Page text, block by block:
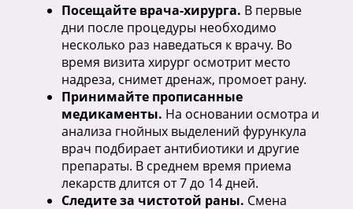
Посещайте врача-хирурга. В первые
дни после процедуры необходимо
несколько раз наведаться к врачу. Во
время визита хирург осмотрит место
надреза, снимет дренаж, промоет рану.
Принимайте прописанные
медикаменты. На основании осмотра и
анализа гнойных выделений фурункула
врач подбирает антибиотики и другие
препараты. В среднем время приема
лекарств длится от 7 до 14 дней.
Следите за чистотой раны. Смена